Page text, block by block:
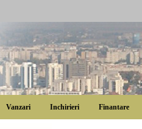
Vanzari Inchirieri Finantare